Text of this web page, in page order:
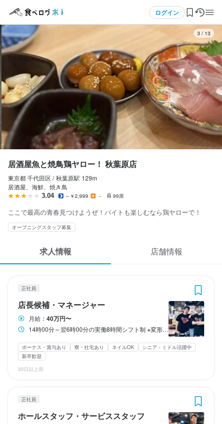
ログイン
ログイン・無料会員登録
食べログ求人TOP
求人検索
マイページ管理
気になる求人
検索履歴・保存した条件
応募履歴
WEB履歴書
掲載をご検討の店舗様へ
プライバシーポリシー
利用規約
3 / 13
居酒屋魚と焼鳥鶏ヤロー！ 秋葉原店
東京都 千代田区 / 秋葉原駅 129m
居酒屋、海鮮、焼き鳥
3.04 ～￥2,999 － 99席
ここで最高の青春見つけようぜ！バイトも楽しむなら鶏ヤローで！
オープニングスタッフ募集
求人情報 店舗情報
正社員
店長候補・マネージャー
月給： 40万円〜
14時00分～翌6時00分の実働8時間シフト制 ※変形労働制もあり ※店舗により勤務時間帯は相談の上決定いたします ※休憩時間あり ☆変形労働時間制も選択可能 ※出勤日数ではなく時間で管理し希望のワークスタイルに沿って働ける制度 ☆完全週休2日制+1日6時間勤務の時短社員制度も有り ※詳細は面接時もしくは応募時にご質問ください！
ボーナス・賞与あり 寮・社宅あり ネイルOK
シニア・ミドル活躍中
新卒歓迎
30日以上前
正社員
ホールスタッフ・サービススタッフ
居酒屋魚と焼鳥鶏ヤロー！ 秋葉原店
店長候補・マネージャー
月給400,000円〜
ボーナス・賞与あり 昇給あり 住宅手当あり
寮・社宅あり(住み込み)
交通費支給
家族手当あり 資格手当・スキル手当あり
試用期間
試用期間の長さ：2ヶ月
※ 雇用形態と給与に、本採用時と異なる部分があります。
雇用形態：本採用時と同じです。
応募画面へ進む
居酒屋魚と焼鳥鶏ヤロー！ 秋葉原店
ホールスタッフ・サービススタッフ
月給350,000円〜510,000円
ボーナス・賞与あり 昇給あり 住宅手当あり
寮・社宅あり(住み込み)
交通費支給
家族手当あり 資格手当・スキル手当あり
試用期間
試用期間の長さ：2ヶ月
※ 雇用形態と給与に、本採用時と異なる部分があります。
雇用形態：本採用時と同じです。
応募画面へ進む
居酒屋魚と焼鳥鶏ヤロー！ 秋葉原店
料理長候補
月給400,000円〜
ボーナス・賞与あり 昇給あり 住宅手当あり
寮・社宅あり(住み込み)
交通費支給
家族手当あり 資格手当・スキル手当あり
試用期間
試用期間の長さ：2ヶ月
※ 雇用形態と給与に、本採用時と異なる部分があります。
雇用形態：本採用時と同じです。
応募画面へ進む
居酒屋魚と焼鳥鶏ヤロー！ 秋葉原店
調理師・調理スタッフ
月給350,000円〜510,000円
ボーナス・賞与あり 昇給あり 住宅手当あり
寮・社宅あり(住み込み)
交通費支給
家族手当あり 資格手当・スキル手当あり
試用期間
試用期間の長さ：2ヶ月
※ 雇用形態と給与に、本採用時と異なる部分があります。
雇用形態：本採用時と同じです。
応募画面へ進む